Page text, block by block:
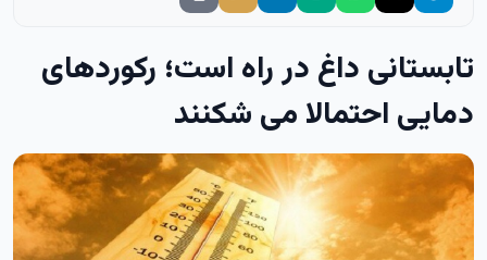
تابستانی داغ در راه است؛ رکوردهای
دمایی احتمالا می شکنند